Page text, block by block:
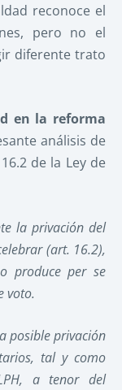
reconoce el
pero no el
diferente trato
en la reforma
análisis de
de la Ley de
la privación del
(art. 16.2),
produce per se
voto.
posible privación
tal y como
a tenor del